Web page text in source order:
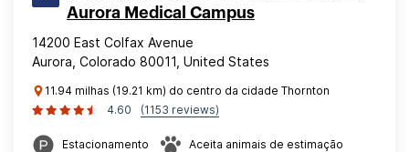
Aurora Medical Campus
14200 East Colfax Avenue
Aurora, Colorado 80011, United States
11.94 milhas (19.21 km) do centro da cidade Thornton
4.60
(1153 reviews)
Estacionamento Aceita animais de estimação